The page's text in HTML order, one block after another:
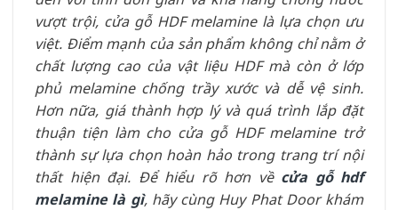
vượt trội, cửa gỗ HDF melamine là lựa chọn ưu
việt. Điểm mạnh của sản phẩm không chỉ nằm ở
chất lượng cao của vật liệu HDF mà còn ở lớp
phủ melamine chống trầy xước và dễ vệ sinh.
Hơn nữa, giá thành hợp lý và quá trình lắp đặt
thuận tiện làm cho cửa gỗ HDF melamine trở
thành sự lựa chọn hoàn hảo trong trang trí nội
thất hiện đại. Để hiểu rõ hơn về cửa gỗ hdf
melamine là gì, hãy cùng Huy Phat Door khám